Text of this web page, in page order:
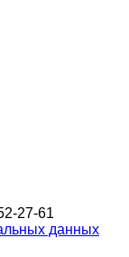
27-61
данных